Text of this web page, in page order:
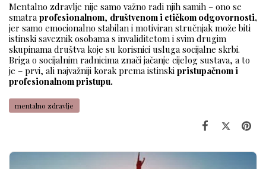
Mentalno zdravlje nije samo važno radi njih samih – ono se
smatraprofesionalnom, društvenom i etičkom odgovornosti,
jer samo emocionalno stabilan i motiviran stručnjak može biti
istinski saveznik osobama s invaliditetom i svim drugim
skupinama društva koje su korisnici usluga socijalne skrbi.
Briga o socijalnim radnicima znači jačanje cijelog sustava, a to
je – prvi, ali najvažniji korak prema istinski pristupačnom i
profesionalnom pristupu.
mentalno zdravlje